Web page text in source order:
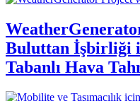
Buluttan İşbirliği
Tabanlı Hava